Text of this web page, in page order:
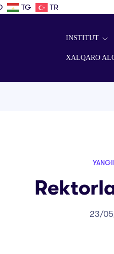
TG TR
INSTITUT
XALQARO
23/